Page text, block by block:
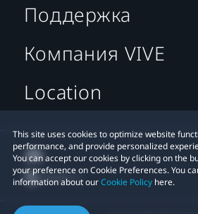
This site uses cookies to optimize website
performance, and provide personalized
You can accept our cookies by clicking on the
your preference on Cookie Preferences. You
information about ourCookie Policy here.
Поддержка
Компания VIVE
Location